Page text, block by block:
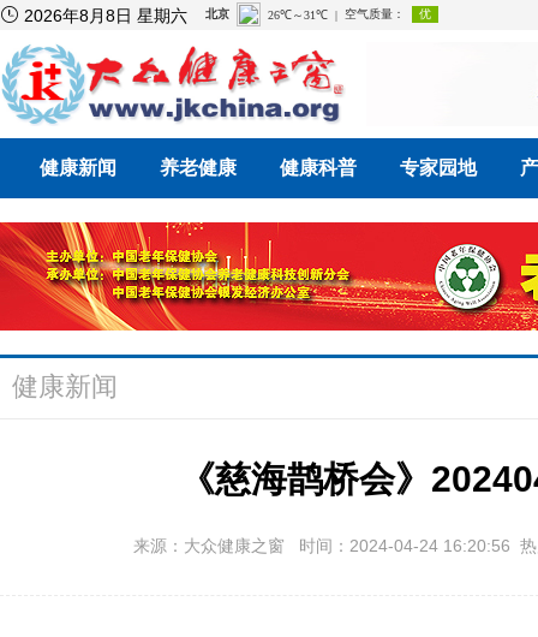
 2026年8月8日 星期六
健康新闻 养老健康 健康科普 专家园地
健康新闻
《慈海鹊桥会》
来源：大众健康之窗 时间：2024-04-24 16:20:56